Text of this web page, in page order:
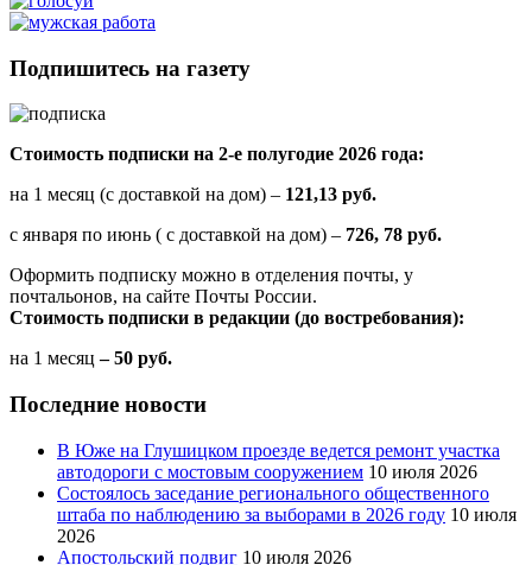
Подпишитесь на газету
Стоимость подписки на 2-е полугодие 2026 года:
на 1 месяц (с доставкой на дом) – 121,13 руб.
с января по июнь ( с доставкой на дом) – 726, 78 руб.
Оформить подписку можно в отделения почты, у
почтальонов, на сайте Почты России.
Стоимость подписки в редакции (до востребования):
на 1 месяц – 50 руб.
Последние новости
В Юже на Глушицком проезде ведется ремонт участка
автодороги с мостовым сооружением 10 июля 2026
Состоялось заседание регионального общественного
штаба по наблюдению за выборами в 2026 году 10 июля
2026
Апостольский подвиг 10 июля 2026